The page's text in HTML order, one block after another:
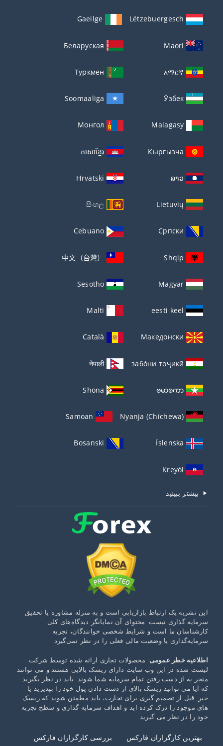
Lëtzebuergesch
Gaeilge
Maori
Беларуская
አማርኛ
Туркмен
Ўзбек
Soomaaliga
Malagasy
Монгол
Кыргызча
ភាសាខ្មែរ
ລາວ
Hrvatski
Lietuvių
සිංහල
Српски
Cebuano
Shqip
中文（台灣）
Magyar
Sesotho
eesti keel
Malti
Македонски
Català
забо́ни тоҷикӣ́
नेपाली
ဗမာစကာ
Shona
Nyanja (Chichewa)
Samoan
Íslenska
Bosanski
Kreyòl
بیشتر ببینید
این نشریه یک ارتباط بازاریابی است و به منزله مشاوره یا تحقیق
سرمایه گذاری نیست. محتوای آن نمایانگر دیدگاه‌های کلی
کارشناسان ما است و شرایط شخصی خوانندگان، تجربه
سرمایه‌گذاری یا وضعیت مالی فعلی را در نظر نمی‌گیرد.
اطلاعیه خطر عمومی: محصولات تجاری ارائه شده توسط شرکت
لیست شده در این وب سایت دارای ریسک بالایی هستند و می توانند
منجر به از دست رفتن تمام سرمایه شما شوند. باید در نظر بگیرید
که آیا می توانید ریسک بالای از دست دادن پول خود را بپذیرید یا
خیر. قبل از تصمیم گیری برای تجارت، باید مطمئن شوید که ریسک
های موجود را درک کرده اید و اهداف سرمایه گذاری و سطح تجربه
خود را در نظر می گیرید.
بهترین کارگزاران فارکس بررسی کارگزاران فارکس